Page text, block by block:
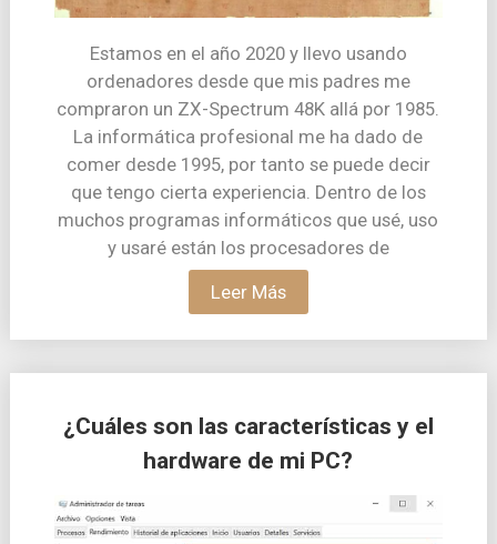
Estamos en el año 2020 y llevo usando
ordenadores desde que mis padres me
compraron un ZX-Spectrum 48K allá por 1985.
La informática profesional me ha dado de
comer desde 1995, por tanto se puede decir
que tengo cierta experiencia. Dentro de los
muchos programas informáticos que usé, uso
y usaré están los procesadores de
Leer Más
¿Cuáles son las características y el
hardware de mi PC?